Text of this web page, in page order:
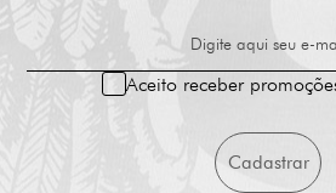
Digite aqui seu e-
Cadastrar
Aceito receber